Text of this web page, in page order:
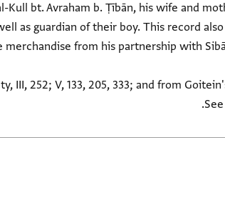
al-Kull bt. Avraham b. Ṭībān, his wife and
as guardian of their boy. This record
from his partnership with
III, 252; V, 133, 205, 333; and from